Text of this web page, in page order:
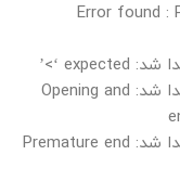
Error found :
[blockadvertising] خطایی در فایل Config پیدا شد: Opening and
[blockadvertising] خطایی در فایل Config پیدا شد: Premature end